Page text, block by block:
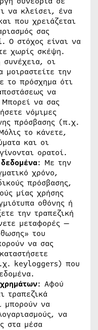
να κλείσει, ένα
που χρειάζεται
σας
Ο στόχος είναι να
χωρίς σκέψη.
συνέχεια, οι
μοιραστείτε την
το πρόσχημα ότι
να
να σας
νόμιμες
πρόσβασης (π.χ.
το κάνετε,
και οι
ορατοί.
: Με την
χρόνο,
πρόσβασης,
μίας χρήσης
οθόνης ή
την τραπεζική
μεταφορές —
του
να σας
keyloggers) που
: Αφού
τραπεζικά
μπορούν να
να
στα μέσα